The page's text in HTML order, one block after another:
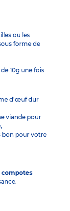
ou les
forme de
10g une fois
d'œuf dur
viande pour
,
bon pour votre
compotes